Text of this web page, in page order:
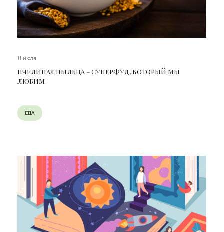
11 июля
ПЧЕЛИНАЯ ПЫЛЬЦА – СУПЕРФУД, КОТОРЫЙ МЫ
ЛЮБИМ
ЕДА